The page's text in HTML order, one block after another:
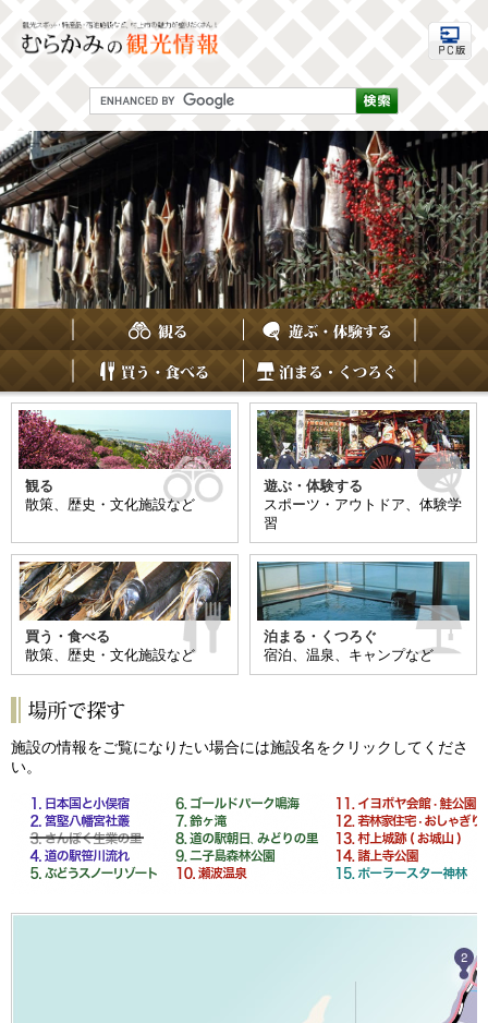
す
。
し
て
本
文
へ
G
o
o
g
l
カ
ス
タ
ム
検
索
本
文
観
光
情
観る
散策、歴史・文化施設など
遊ぶ・体験する
スポーツ・アウトドア、体験学
習
買う・食べる
散策、歴史・文化施設など
泊まる・くつろぐ
宿泊、温泉、キャンプなど
施設の情報をご覧になりたい場合には施設名をクリックしてくださ
い。